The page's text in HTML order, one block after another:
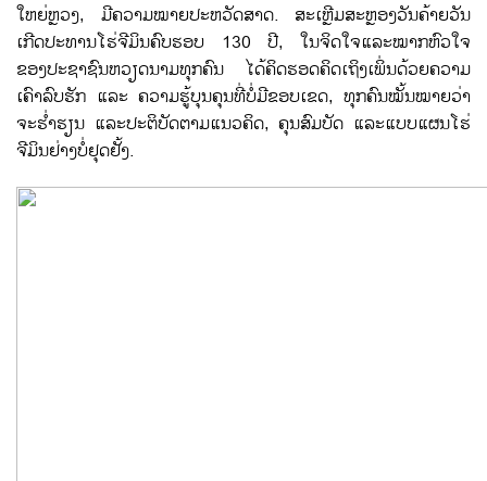
ໃຫຍ່​ຫຼວງ, ມີ​ຄວາມ​ໝາຍ​ປະຫວັດສາດ. ສະ​ເຫຼີ​ມສະຫຼອງ​ວັນ​ຄ້າຍ​ວັນ​
ເກີດ​ປະທານ​ໂຮ່ຈີ​ມິນ​ຄົບຮອບ 130 ປີ, ​​​ໃນຈິດ​ໃຈ​ແລະ​ໝາກ​ຫົວ​ໃຈ​
ຂອງ​ປະຊາຊົນ​ຫວຽດນາມທຸກ​ຄົນ ​ໄດ້​ຄິດ​ຮອດ​ຄິດ​ເຖິງ​ເພິ່ນ​ດ້ວຍ​ຄວາມ​
ເຄົາລົບ​ຮັກ​ ແລະ ຄວາມ​ຮູ້​ບຸນ​ຄຸນທີ່​ບໍ່​ມີ​ຂອບ​ເຂດ, ​ທຸກ​ຄົນ​ໝັ້ນ​ໝາຍວ່າ​
ຈະຮ່ຳຮຽນ​ ແລະປະຕິ​ບັດ​ຕາມ​ແນວ​ຄິດ, ຄຸນສົມບັດ​ ແລະ​ແບບ​ແຜນ​ໂຮ່
ຈີ​ມິນ​ຢ່າງ​ບໍ່​ຢຸດຢັ້ງ.